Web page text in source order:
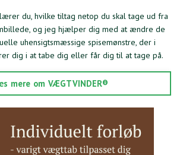
du, hvilke tiltag netop du skal tage ud fra
og jeg hjælper dig med at ændre de
uhensigtsmæssige spisemønstre, der i
dig i at tabe dig eller får dig til at tage på.
mere om VÆGTVINDER®